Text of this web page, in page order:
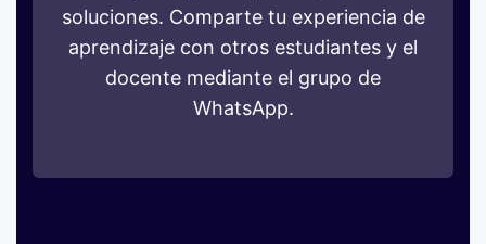
soluciones. Comparte tu experiencia de
aprendizaje con otros estudiantes y el
docente mediante el grupo de
WhatsApp.